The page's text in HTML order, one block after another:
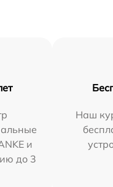
и
до 3
Наш